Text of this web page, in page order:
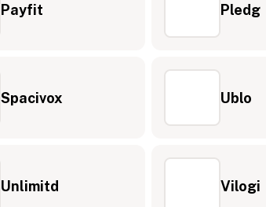
Payfit Pledg
Spacivox Ublo
Unlimitd Vilogi